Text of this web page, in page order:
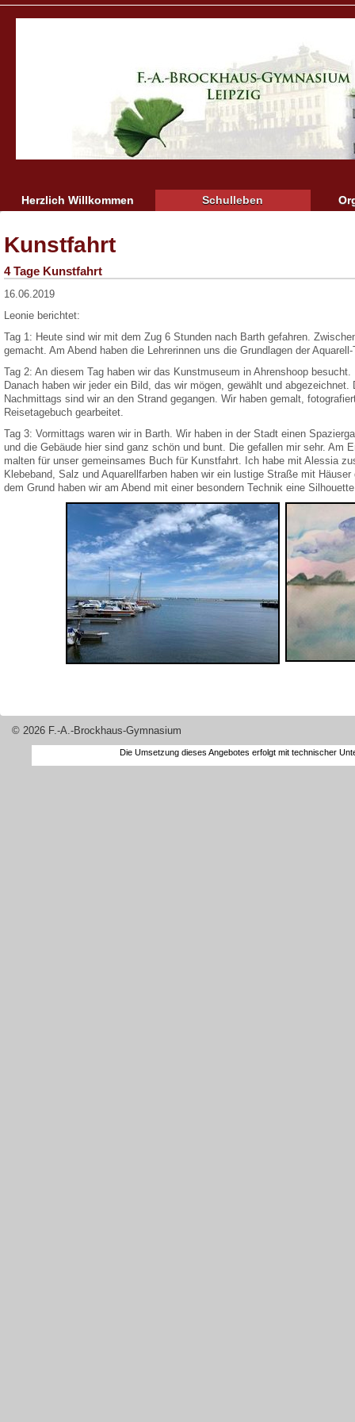
Herzlich Willkommen Schulleben
Kunstfahrt
4 Tage Kunstfahrt
16.06.2019
Leonie berichtet:
Tag 1: Heute sind wir mit dem Zug 6 Stunden nach Barth gefahren.
gemacht. Am Abend haben die Lehrerinnen uns die Grundlagen der
Tag 2: An diesem Tag haben wir das Kunstmuseum in Ahrenshoop
Danach haben wir jeder ein Bild, das wir mögen, gewählt und
Nachmittags sind wir an den Strand gegangen. Wir haben gemalt,
Reisetagebuch gearbeitet.
Tag 3: Vormittags waren wir in Barth. Wir haben in der Stadt einen
und die Gebäude hier sind ganz schön und bunt. Die gefallen mir sehr.
malten für unser gemeinsames Buch für Kunstfahrt. Ich habe mit Alessia
Klebeband, Salz und Aquarellfarben haben wir ein lustige Straße mit
dem Grund haben wir am Abend mit einer besondern Technik eine
© 2026 F.-A.-Brockhaus-Gymnasium
Die Umsetzung dieses Angebotes erfolgt mit technischer